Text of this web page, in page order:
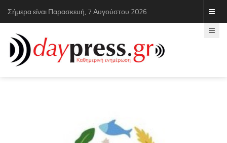
Σήμερα είναι Παρασκευή, 7 Αυγούστου 2026